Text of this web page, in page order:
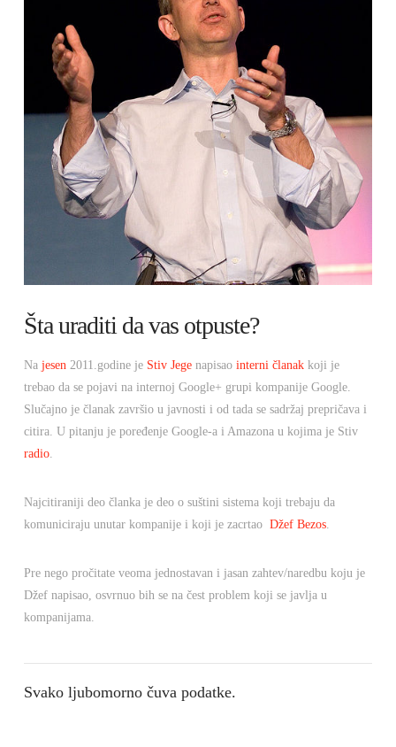
Šta uraditi da vas otpuste?
Na jesen2011.godine je Stiv Jegenapisao interni članakkoji je
trebao da se pojavi na internoj Google+ grupi kompanije Google.
Slučajno je članak završio u javnosti i od tada se sadržaj prepričava i
citira. U pitanju je poređenje Google-a i Amazona u kojima je Stiv
radio.
Najcitiraniji deo članka je deo o suštini sistema koji trebaju da
komuniciraju unutar kompanije i koji je zacrtao Džef Bezos.
Pre nego pročitate veoma jednostavan i jasan zahtev/naredbu koju je
Džef napisao, osvrnuo bih se na čest problem koji se javlja u
kompanijama.
Svako ljubomorno čuva podatke.